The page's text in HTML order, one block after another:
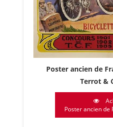
Poster ancien de
Terrot &
Poster ancien de